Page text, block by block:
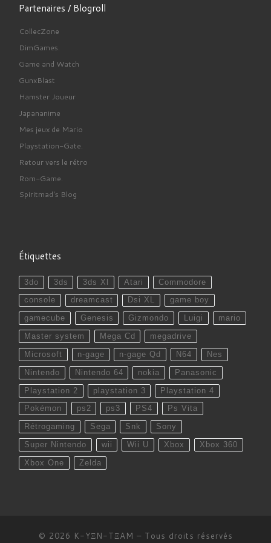
Partenaires / Blogroll
CollecZone
DimGames.
Game and Watch
GunxBlast
Hamster Joueur
Japananime
Mes jeux de Mario
Playstation-Gate.
Retour vers le rétro
Rom-Game.
Spiritmad's Blog
Étiquettes
3do 3ds 3ds Xl Atari Commodore
console dreamcast Dsi XL game boy
gamecube Genesis Gizmondo Luigi mario
Master system Mega Cd megadrive
Microsoft n-gage n-gage Qd N64 Nes
Nintendo Nintendo 64 nokia Panasonic
Playstation 2 playstation 3 Playstation 4
Pokémon ps2 ps3 PS4 Ps Vita
Rétrogaming Sega Snk Sony
Super Nintendo wii Wii U Xbox Xbox 360
Xbox One Zelda
© 2026 K-YΞN-TΞAM – Tous droits réservés